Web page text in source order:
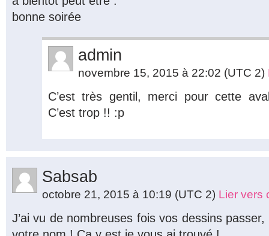
bonne soirée
admin
novembre 15, 2015 à 22:02 (UTC 2)
C’est très gentil, merci pour cette
C’est trop !! :p
Sabsab
octobre 21, 2015 à 10:19 (UTC 2) Lier vers
J’ai vu de nombreuses fois vos dessins